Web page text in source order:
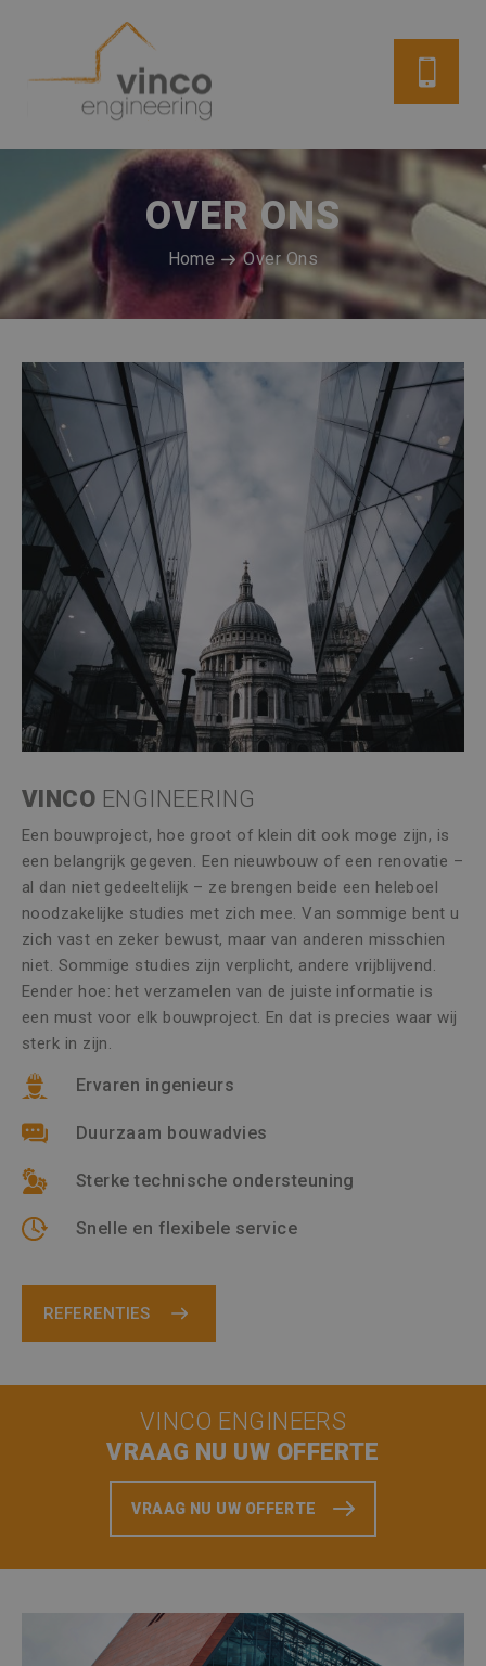
OVER ONS
Home Over Ons
VINCO ENGINEERING
Een bouwproject, hoe groot of klein dit ook moge zijn, is
een belangrijk gegeven. Een nieuwbouw of een renovatie –
al dan niet gedeeltelijk – ze brengen beide een heleboel
noodzakelijke studies met zich mee. Van sommige bent u
zich vast en zeker bewust, maar van anderen misschien
niet. Sommige studies zijn verplicht, andere vrijblijvend.
Eender hoe: het verzamelen van de juiste informatie is
een must voor elk bouwproject. En dat is precies waar wij
sterk in zijn.
Ervaren ingenieurs
Duurzaam bouwadvies
Sterke technische ondersteuning
Snelle en flexibele service
REFERENTIES
VINCO ENGINEERS
VRAAG NU UW OFFERTE
VRAAG NU UW OFFERTE